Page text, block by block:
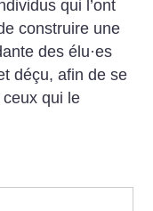
qui l’ont
construire une
des élu·es
déçu, afin de se
qui le